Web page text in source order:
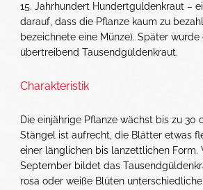
15. Jahrhundert Hundertguldenkraut –
darauf, dass die Pflanze kaum zu
bezeichnete eine Münze). Später wurde
übertreibend Tausendgüldenkraut.
Charakteristik
Die einjährige Pflanze wächst bis zu 30
Stängel ist aufrecht, die Blätter etwas
einer länglichen bis lanzettlichen Form.
September bildet das
rosa oder weiße Blüten